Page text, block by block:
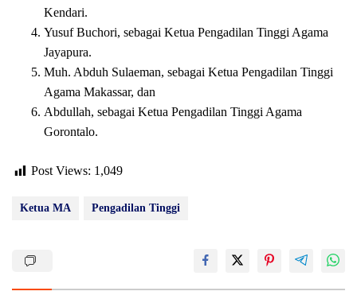
Kendari.
Yusuf Buchori, sebagai Ketua Pengadilan Tinggi Agama
Jayapura.
Muh. Abduh Sulaeman, sebagai Ketua Pengadilan Tinggi
Agama Makassar, dan
Abdullah, sebagai Ketua Pengadilan Tinggi Agama
Gorontalo.
Post Views: 1,049
Ketua MA Pengadilan Tinggi